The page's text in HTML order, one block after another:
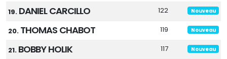
19. DANIEL CARCILLO 122 Nouveau
20. THOMAS CHABOT 119 Nouveau
21. BOBBY HOLIK 117 Nouveau